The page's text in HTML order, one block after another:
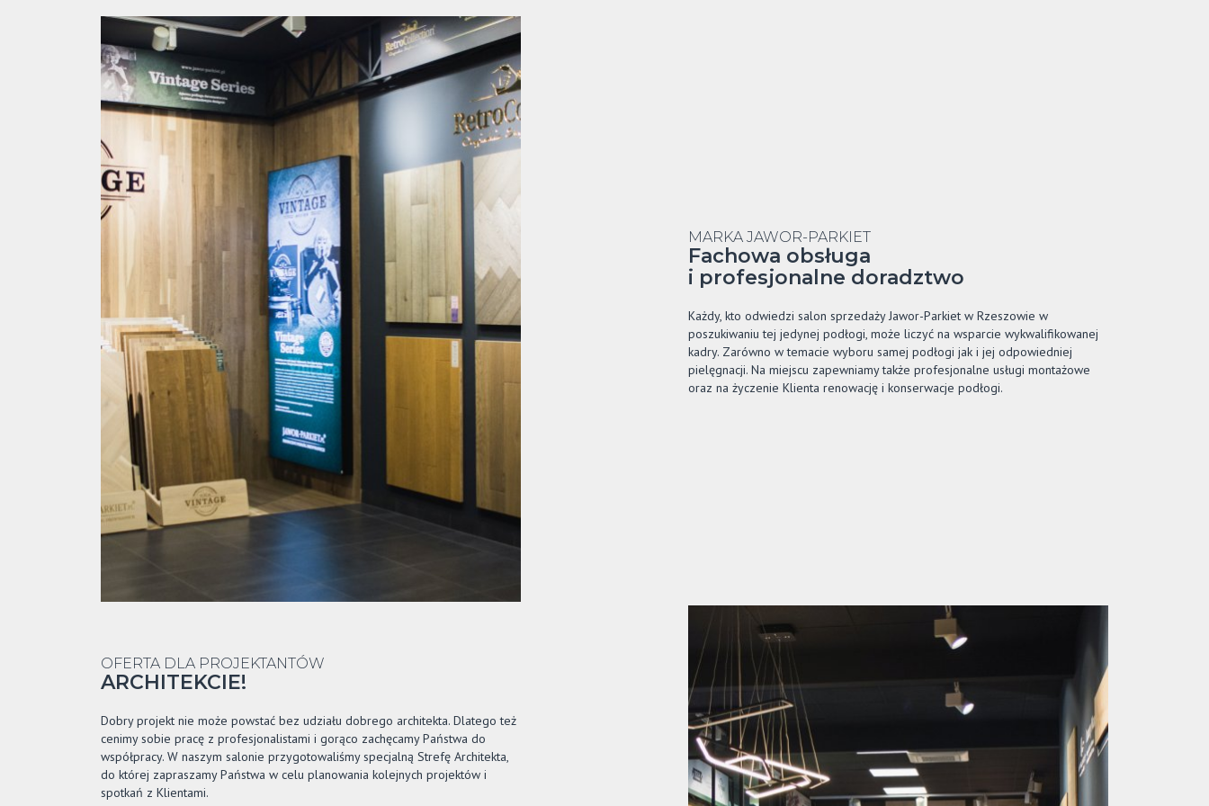
MARKA JAWOR-PARKIET
Fachowa obsługa
i profesjonalne doradztwo
Każdy, kto odwiedzi salon sprzedaży Jawor-Parkiet w Rzeszowie w
poszukiwaniu tej jedynej podłogi, może liczyć na wsparcie wykwalifikowanej
kadry. Zarówno w temacie wyboru samej podłogi jak i jej odpowiedniej
pielęgnacji. Na miejscu zapewniamy także profesjonalne usługi montażowe
oraz na życzenie Klienta renowację i konserwacje podłogi.
OFERTA DLA PROJEKTANTÓW
ARCHITEKCIE!
Dobry projekt nie może powstać bez udziału dobrego architekta. Dlatego też
cenimy sobie pracę z profesjonalistami i gorąco zachęcamy Państwa do
współpracy. W naszym salonie przygotowaliśmy specjalną Strefę Architekta,
do której zapraszamy Państwa w celu planowania kolejnych projektów i
spotkań z Klientami.